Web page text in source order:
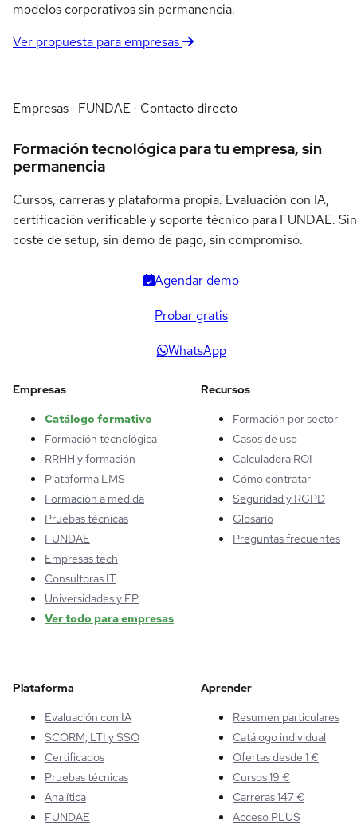
modelos corporativos sin permanencia.
Ver propuesta para empresas
Empresas · FUNDAE · Contacto directo
Formación tecnológica para tu empresa, sin
permanencia
Cursos, carreras y plataforma propia. Evaluación con IA,
certificación verificable y soporte técnico para FUNDAE. Sin
coste de setup, sin demo de pago, sin compromiso.
Agendar demo
Probar gratis
WhatsApp
Empresas
Catálogo formativo
Formación tecnológica
RRHH y formación
Plataforma LMS
Formación a medida
Pruebas técnicas
FUNDAE
Empresas tech
Consultoras IT
Universidades y FP
Ver todo para empresas
Recursos
Formación por sector
Casos de uso
Calculadora ROI
Cómo contratar
Seguridad y RGPD
Glosario
Preguntas frecuentes
Plataforma
Evaluación con IA
SCORM, LTI y SSO
Certificados
Pruebas técnicas
Analítica
FUNDAE
Aprender
Resumen particulares
Catálogo individual
Ofertas desde 1 €
Cursos 19 €
Carreras 147 €
Acceso PLUS